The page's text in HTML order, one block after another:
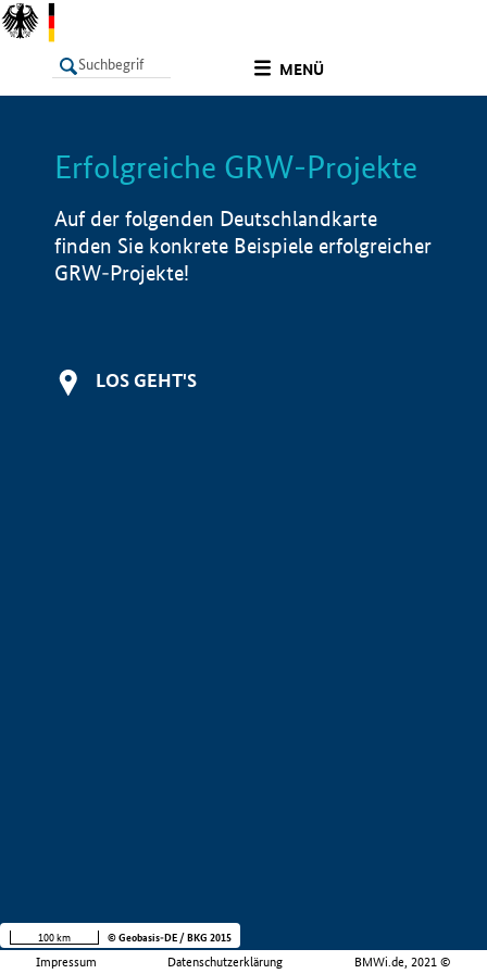
MENÜ
LISTE Info
Erfolgreiche GRW-Projekte
Auf der folgenden Deutschlandkarte
finden Sie konkrete Beispiele erfolgreicher
GRW-Projekte!
LOS GEHT'S
Impressum Datenschutzerklärung BMWi.de, 2021 ©
100 km © Geobasis-DE / BKG 2015